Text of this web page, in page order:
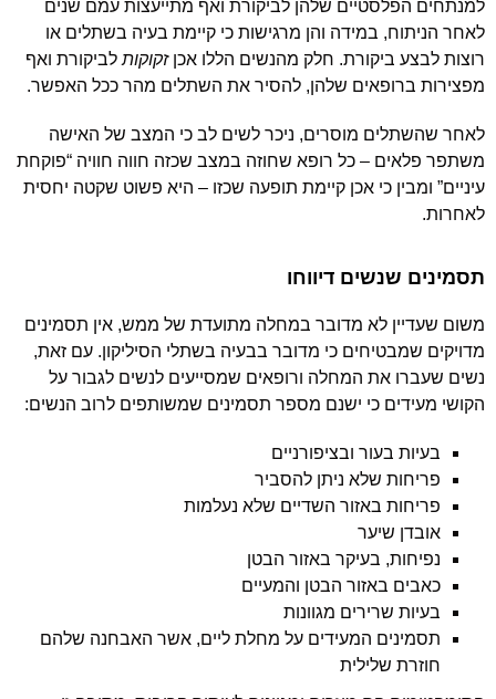
למנתחים הפלסטיים שלהן לביקורת ואף מתייעצות עמם שנים
לאחר הניתוח, במידה והן מרגישות כי קיימת בעיה בשתלים או
רוצות לבצע ביקורת. חלק מהנשים הללו אכןזקוקות לביקורת ואף
מפצירות ברופאים שלהן, להסיר את השתלים מהר ככל האפשר.
לאחר שהשתלים מוסרים, ניכר לשים לב כי המצב של האישה
משתפר פלאים – כל רופא שחוזה במצב שכזה חווה חוויה “פוקחת
עיניים” ומבין כי אכן קיימת תופעה שכזו – היא פשוט שקטה יחסית
לאחרות.
תסמינים שנשים דיווחו
משום שעדיין לא מדובר במחלה מתועדת של ממש, אין תסמינים
מדויקים שמבטיחים כי מדובר בבעיה בשתלי הסיליקון. עם זאת,
נשים שעברו את המחלה ורופאים שמסייעים לנשים לגבור על
הקושי מעידים כי ישנם מספר תסמינים שמשותפים לרוב הנשים:
בעיות בעור ובציפורניים
פריחות שלא ניתן להסביר
פריחות באזור השדיים שלא נעלמות
אובדן שיער
נפיחות, בעיקר באזור הבטן
כאבים באזור הבטן והמעיים
בעיות שרירים מגוונות
תסמינים המעידים על מחלת ליים, אשר האבחנה שלהם
חוזרת שלילית